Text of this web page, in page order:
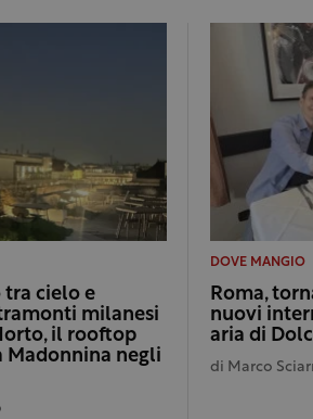
tra cielo e
milanesi
il rooftop
Madonnina negli
DOVE MANGIO
Roma,
nuovi
aria di
di Marco